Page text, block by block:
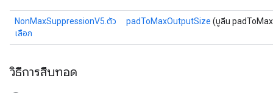
NonMaxSuppressionV5.ตัว
เลือก
padToMaxOutputSize (บูลีน
วิธีการสืบทอด